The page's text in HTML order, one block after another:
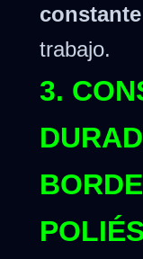
constante
trabajo.
3.